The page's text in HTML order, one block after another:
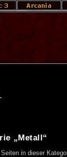
„Metall“
in dieser